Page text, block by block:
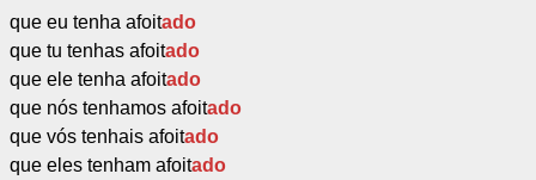
que eu tenha afoitado
que tu tenhas afoitado
que ele tenha afoitado
que nós tenhamos afoitado
que vós tenhais afoitado
que eles tenham afoitado